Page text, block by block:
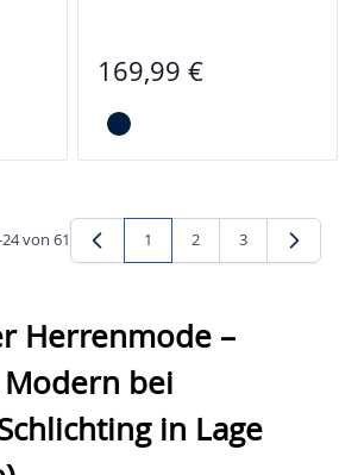
169,99 €
24von 61 Sie lesen gerade Seite
1 Seite
2 Seite
3
Herrenmode –
bei
in Lage